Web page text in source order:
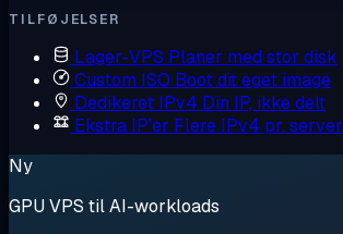
TILFØJELSER
Lager-VPS Planer med stor disk
Custom ISO Boot dit eget image
Dedikeret IPv4 Din IP, ikke delt
Ekstra IP'er Flere IPv4 pr. server
Ny
GPU VPS til AI-workloads